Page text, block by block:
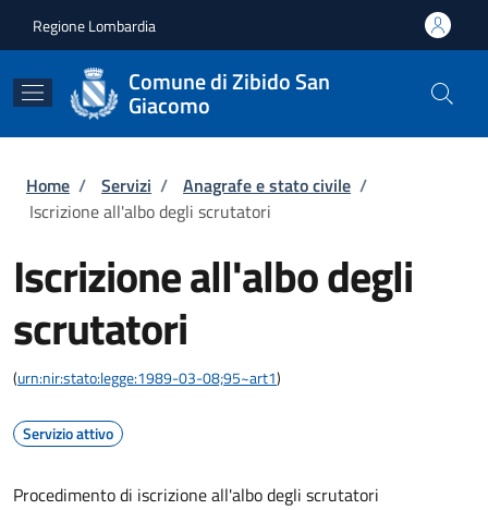
Regione Lombardia
Comune di Zibido San
Giacomo
Briciole di pane
Home / Servizi / Anagrafe e stato civile /
Iscrizione all'albo degli scrutatori
Iscrizione all'albo degli
scrutatori
(urn:nir:stato:legge:1989-03-08;95~art1)
Servizio attivo
Procedimento di iscrizione all'albo degli scrutatori